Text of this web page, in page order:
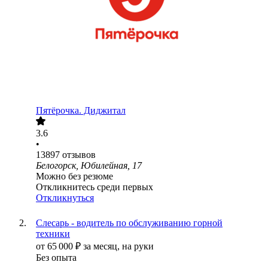
Пятёрочка. Диджитал
3.6
•
13897 отзывов
Белогорск, Юбилейная, 17
Можно без резюме
Откликнитесь среди первых
Откликнуться
Слесарь - водитель по обслуживанию горной
техники
от 65 000 ₽ за месяц, на руки
Без опыта